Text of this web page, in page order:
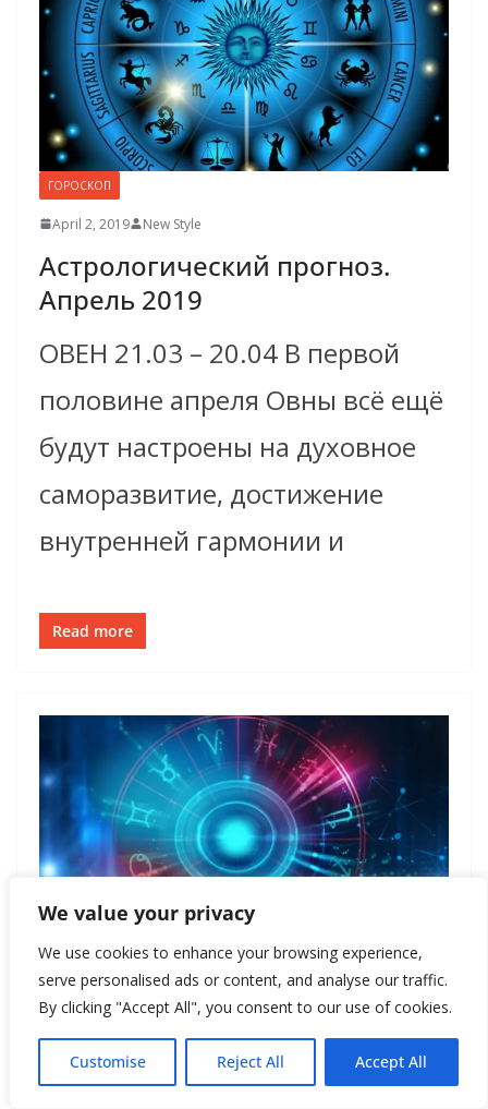
We value your privacy
We use cookies to enhance your browsing experience,
serve personalised ads or content, and analyse our traffic.
By clicking "Accept All", you consent to our use of cookies.
Customise Reject All Accept All
ГОРОСКОП
April 2, 2019 New Style
Астрологический прогноз.
Апрель 2019
ОВЕН 21.03 – 20.04 В первой
половине апреля Овны всё ещё
будут настроены на духовное
саморазвитие, достижение
внутренней гармонии и
Read more
ГОРОСКОП
March 3, 2019 New Style
Астрологический прогноз.
Март 2019